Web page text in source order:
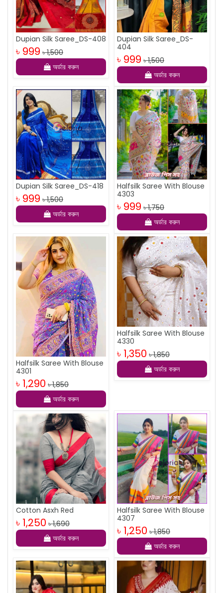
Dupian Silk Saree_DS-408
৳ 999 ৳ 1,500
অর্ডার করুন
Dupian Silk Saree_DS-
404
৳ 999 ৳ 1,500
অর্ডার করুন
Dupian Silk Saree_DS-418
৳ 999 ৳ 1,500
অর্ডার করুন
Halfsilk Saree With Blouse
4303
৳ 999 ৳ 1,750
অর্ডার করুন
Halfsilk Saree With Blouse
4301
৳ 1,290 ৳ 1,850
অর্ডার করুন
Halfsilk Saree With Blouse
4330
৳ 1,350 ৳ 1,850
অর্ডার করুন
Cotton Asxh Red
৳ 1,250 ৳ 1,690
অর্ডার করুন
Halfsilk Saree With Blouse
4307
৳ 1,250 ৳ 1,850
অর্ডার করুন